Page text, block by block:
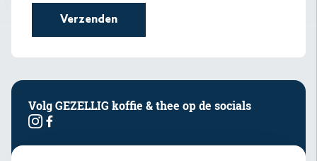
Volg GEZELLIG koffie & thee op de socials